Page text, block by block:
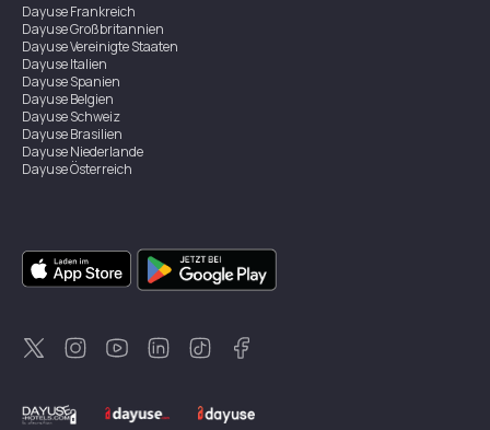
DayuseFrankreich
DayuseGroßbritannien
DayuseVereinigte Staaten
DayuseItalien
DayuseSpanien
DayuseBelgien
DayuseSchweiz
DayuseBrasilien
DayuseNiederlande
DayuseÖsterreich
DayuseSingapur
DayuseZweden
DayuseThailand
DayuseNeuseeland
DayuseTürkei